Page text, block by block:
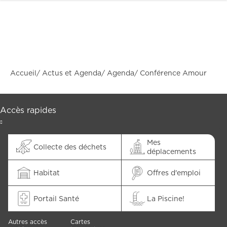
Accueil Actus et Agenda Agenda Conférence Amour
Accès rapides
Collecte des déchets
Mes
déplacements
Habitat Offres d'emploi
Portail Santé La Piscine!
Autres accès
Cartes
CONFÉRENCE
L'AMOUR,